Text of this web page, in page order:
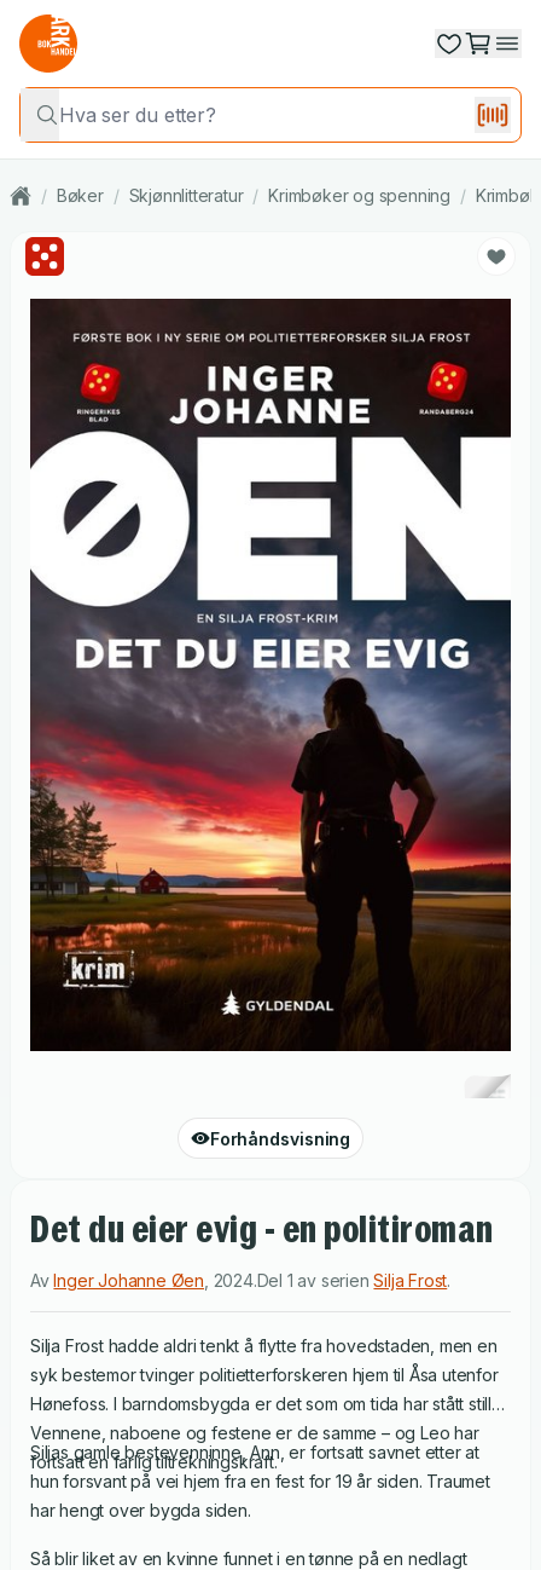
/ Bøker / Skjønnlitteratur / Krimbøker og spenning /
Forhåndsvisning
Det du eier evig - en politiroman
AvInger Johanne Øen 2024.Del 1 av serienSilja Frost.
Silja Frost hadde aldri tenkt å flytte fra hovedstaden, men en
syk bestemor tvinger politietterforskeren hjem til Åsa utenfor
Hønefoss. I barndomsbygda er det som om tida har stått stille.
Vennene, naboene og festene er de samme – og Leo har
fortsatt en farlig tiltrekningskraft.
Siljas gamle bestevenninne, Ann, er fortsatt savnet etter at
hun forsvant på vei hjem fra en fest for 19 år siden. Traumet
har hengt over bygda siden.
Så blir liket av en kvinne funnet i en tønne på en nedlagt